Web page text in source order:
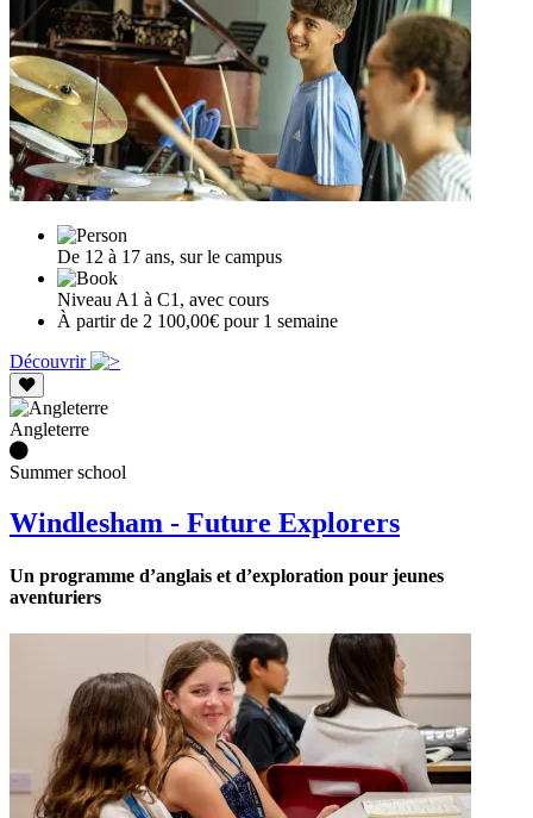
De 12 à 17 ans, sur le campus
Niveau A1 à C1, avec cours
À partir de 2 100,00€ pour 1 semaine
Découvrir
Angleterre
Summer school
Windlesham - Future Explorers
Un programme d’anglais et d’exploration pour jeunes
aventuriers